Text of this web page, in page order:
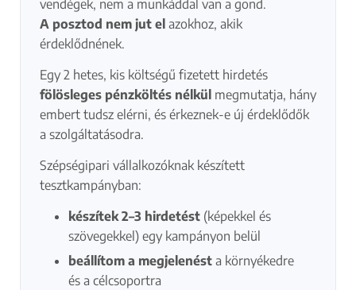
vendégek, nem a munkáddal van a gond.
A posztod nem jut el azokhoz, akik
érdeklődnének.
Egy 2 hetes, kis költségű fizetett hirdetés
fölösleges pénzköltés nélkül megmutatja, hány
embert tudsz elérni, és érkeznek-e új érdeklődők
a szolgáltatásodra.
Szépségipari vállalkozóknak készített
tesztkampányban:
készítek 2–3 hirdetést (képekkel és
szövegekkel) egy kampányon belül
beállítom a megjelenést a környékedre
és a célcsoportra